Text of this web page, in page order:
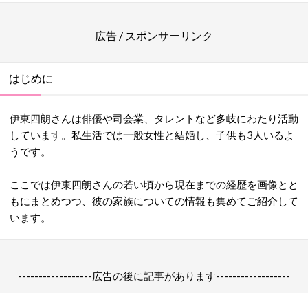
広告 / スポンサーリンク
はじめに
伊東四朗さんは俳優や司会業、タレントなど多岐にわたり活動
しています。私生活では一般女性と結婚し、子供も3人いるよ
うです。
ここでは伊東四朗さんの若い頃から現在までの経歴を画像とと
もにまとめつつ、彼の家族についての情報も集めてご紹介して
います。
------------------広告の後に記事があります------------------